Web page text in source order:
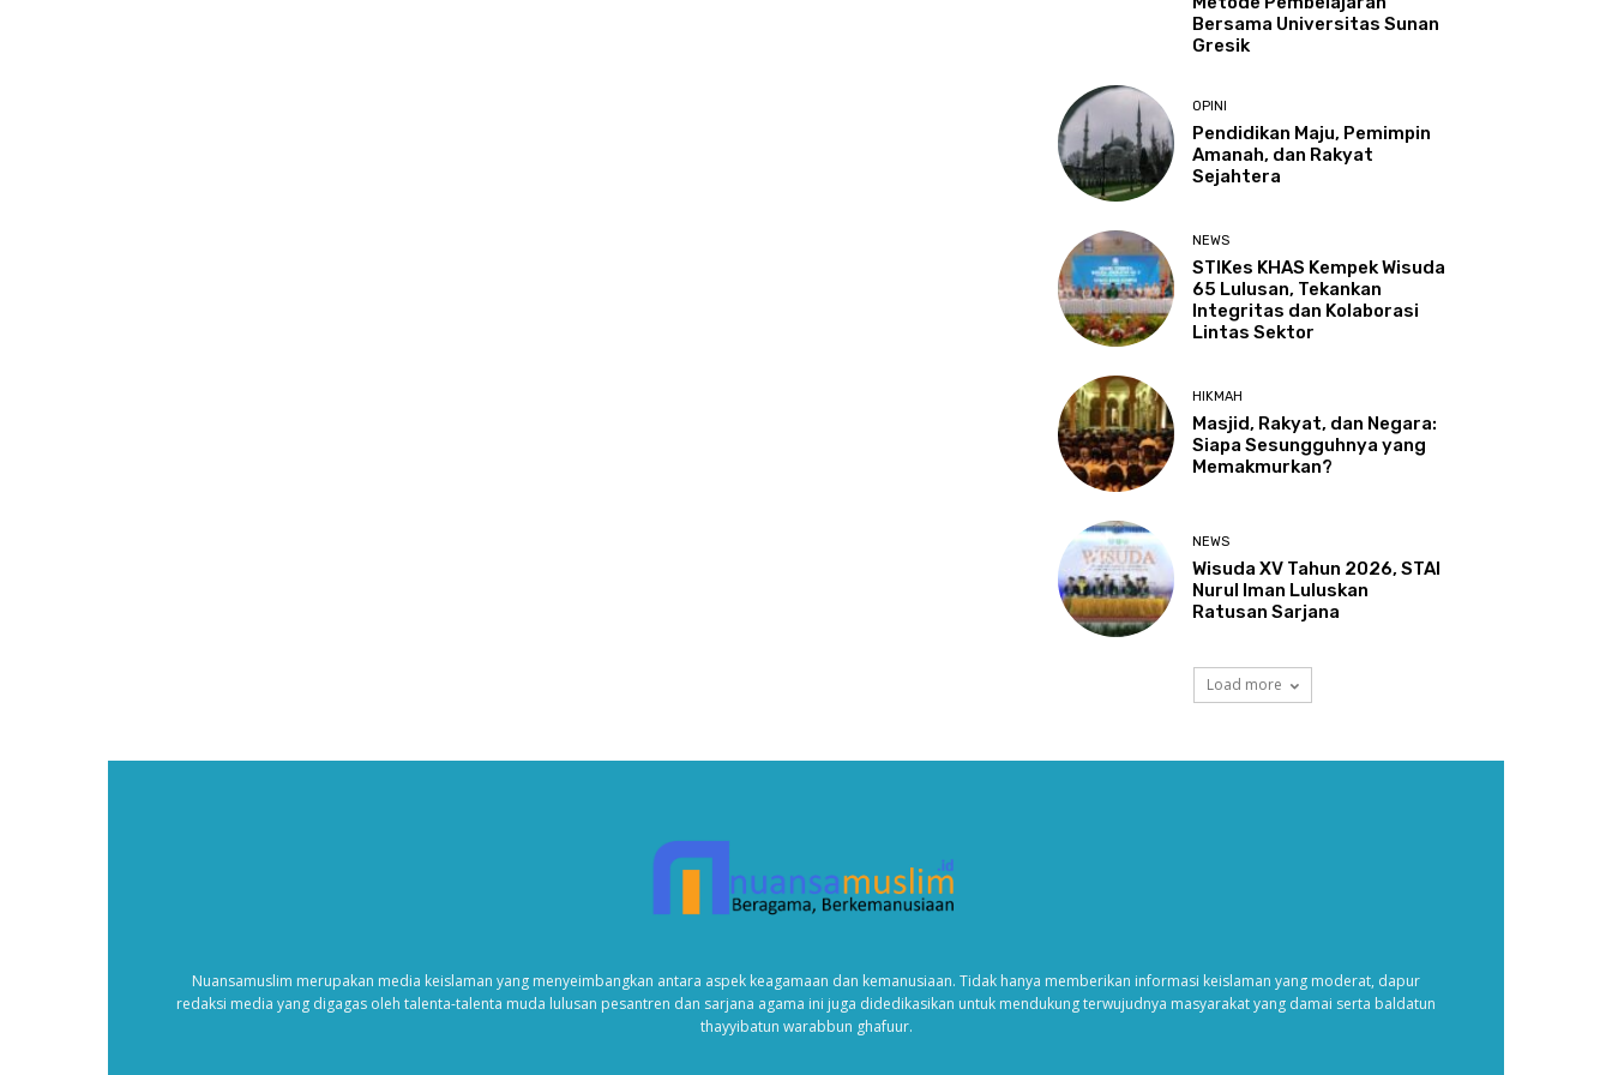
Bersama Universitas Sunan
Gresik
OPINI
Pendidikan Maju, Pemimpin
Amanah, dan Rakyat
Sejahtera
NEWS
STIKes KHAS Kempek Wisuda
65 Lulusan, Tekankan
Integritas dan Kolaborasi
Lintas Sektor
HIKMAH
Masjid, Rakyat, dan Negara:
Siapa Sesungguhnya yang
Memakmurkan?
NEWS
Wisuda XV Tahun 2026, STAI
Nurul Iman Luluskan
Ratusan Sarjana
Load more
Nuansamuslim merupakan media keislaman yang menyeimbangkan antara aspek keagamaan dan kemanusiaan. Tidak hanya memberikan informasi keislaman yang moderat, dapur
redaksi media yang digagas oleh talenta-talenta muda lulusan pesantren dan sarjana agama ini juga didedikasikan untuk mendukung terwujudnya masyarakat yang damai serta baldatun
thayyibatun warabbun ghafuur.